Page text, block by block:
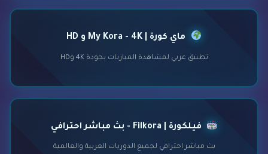
ماي كورة | My Kora - 4K و HD
تطبيق عربي لمشاهدة المباريات بجودة 4K وHD
فيلكورة | Filkora - بث مباشر احترافي
بث مباشر احترافي لجميع الدوريات العربية والعالمية